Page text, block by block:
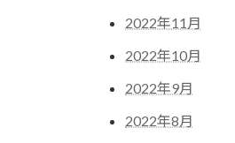
2022年11月
2022年10月
2022年9月
2022年8月